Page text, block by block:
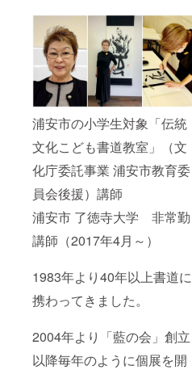
浦安市の小学生対象「伝統
文化こども書道教室」（文
化庁委託事業 浦安市教育委
員会後援）講師
浦安市 了徳寺大学 非常勤
講師（2017年4月～）
1983年より40年以上書道に
携わってきました。
2004年より「藍の会」創立
以降毎年のように個展を開